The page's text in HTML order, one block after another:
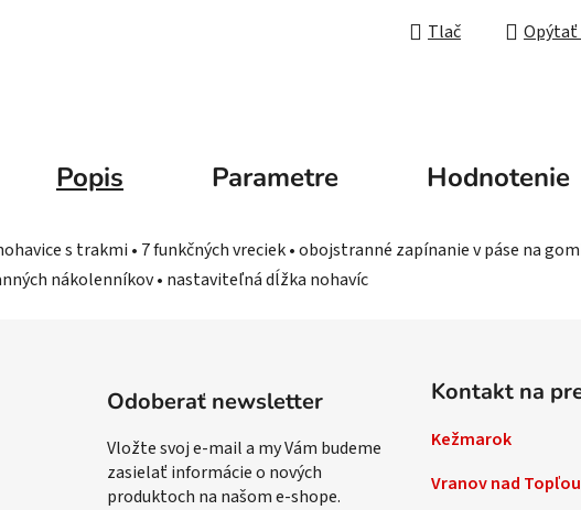
Tlač Opýtať
Popis Parametre Hodnotenie
s trakmi • 7 funkčných vreciek • obojstranné zapínanie v páse na
nákolenníkov • nastaviteľná dĺžka nohavíc
Odoberať newsletter
Vložte svoj e-mail a my Vám budeme
zasielať informácie o nových
produktoch na našom e-shope.
Kontakt na
Kežmarok
Vranov nad Topľou